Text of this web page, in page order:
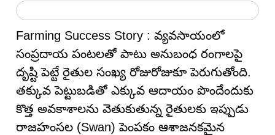
Farming Success Story : వ్యవసాయంలో
సంప్రదాయ పంటలతో పాటు అనుబంధ రంగాలపై
దృష్టి పెట్టే రైతుల సంఖ్య రోజురోజుకూ పెరుగుతోంది.
తక్కువ పెట్టుబడితో ఎక్కువ ఆదాయం పొందేందుకు
కొత్త అవకాశాలను వెతుకుతున్న రైతులకు ఇప్పుడు
రాజహంసల (Swan) పెంపకం ఆశాజనకమైన